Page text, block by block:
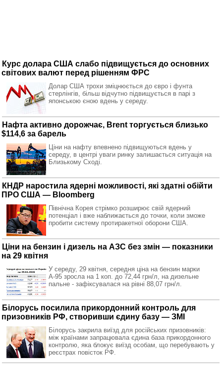
Курс долара США слабо підвищується до основних
світових валют перед рішенням ФРС
Долар США трохи зміцнюється до євро і фунта
стерлінгів, більш відчутно підвищується в парі з
японською єною вдень у середу.
Нафта активно дорожчає, Brent торгується близько
$114,6 за барель
Ціни на нафту впевнено підвищуються вдень у
середу, в центрі уваги ринку залишається ситуація на
Близькому Сході.
КНДР наростила ядерні можливості, які здатні обійти
ПРО США — Bloomberg
Північна Корея стрімко розширює свій ядерний
потенціал і вже наближається до точки, коли зможе
пробити систему протиракетної оборони США.
Ціни на бензин і дизель на АЗС без змін — показники
на 29 квітня
У середу, 29 квітня, середня ціна на бензин марки
А-95 зросла на 1 коп. до 72,44 грн/л, на дизельне
пальне - зафіксувалася на рівні 88,07 грн/л.
Білорусь посилила прикордонний контроль для
призовників РФ, створивши єдину базу — ЗМІ
Білорусь закрила виїзд для російських призовників:
між країнами запрацювала єдина база прикордонного
контролю, яка блокує виїзд особам, що перебувають у
реєстрах повісток РФ.